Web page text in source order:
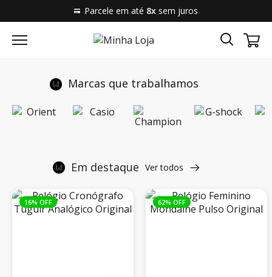
Parcele em até 8x sem juros
Marcas que trabalhamos
Em destaque Ver todos
16% OFF 62% OFF